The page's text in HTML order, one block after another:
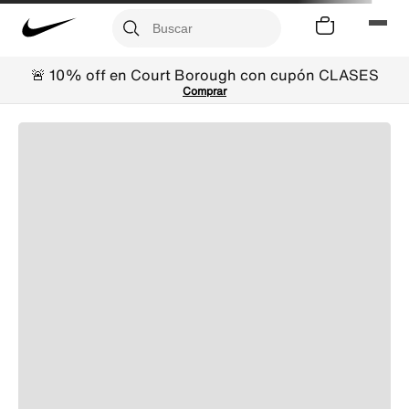
🚨 10% off en Court Borough con cupón CLASES
Comprar